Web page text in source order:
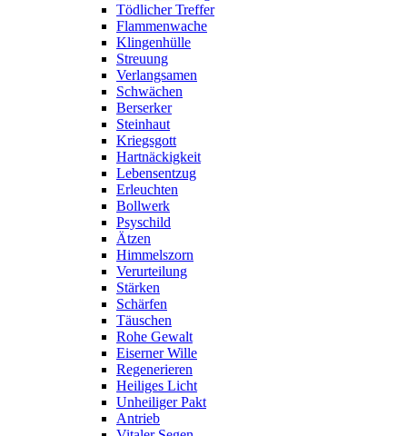
Tödlicher Treffer
Flammenwache
Klingenhülle
Streuung
Verlangsamen
Schwächen
Berserker
Steinhaut
Kriegsgott
Hartnäckigkeit
Lebensentzug
Erleuchten
Bollwerk
Psyschild
Ätzen
Himmelszorn
Verurteilung
Stärken
Schärfen
Täuschen
Rohe Gewalt
Eiserner Wille
Regenerieren
Heiliges Licht
Unheiliger Pakt
Antrieb